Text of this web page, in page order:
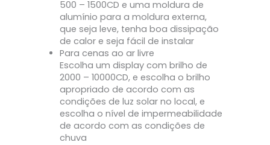
500 – 1500CD e uma moldura de
alumínio para a moldura externa,
que seja leve, tenha boa dissipação
de calor e seja fácil de instalar
Para cenas ao ar livre
Escolha um display com brilho de
2000 – 10000CD, e escolha o brilho
apropriado de acordo com as
condições de luz solar no local, e
escolha o nível de impermeabilidade
de acordo com as condições de
chuva